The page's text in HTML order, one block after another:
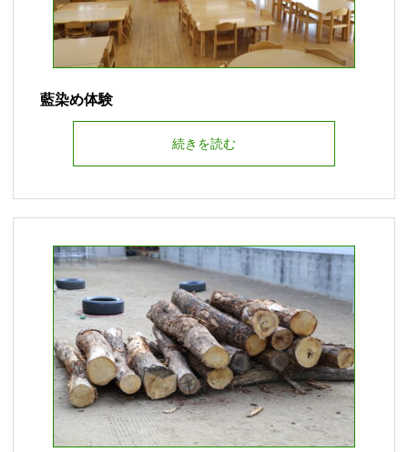
藍染め体験
続きを読む